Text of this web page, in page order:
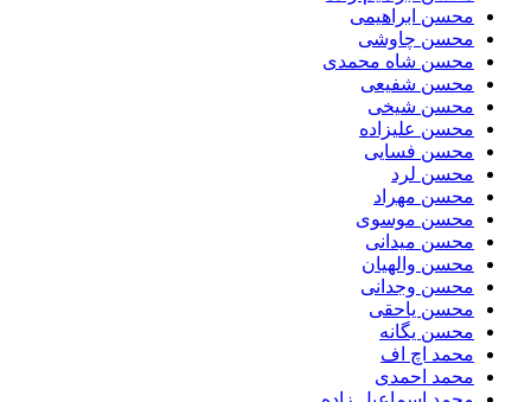
محسن ابراهیمی
محسن چاوشی
محسن شاه محمدی
محسن شفیعی
محسن شیخی
محسن علیزاده
محسن فسایی
محسن لرد
محسن مهراد
محسن موسوی
محسن میدانی
محسن والهیان
محسن وجدانی
محسن یاحقی
محسن یگانه
محمد اچ اف
محمد احمدی